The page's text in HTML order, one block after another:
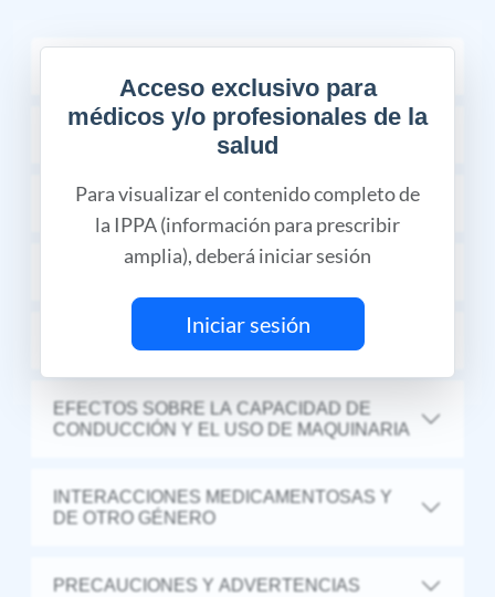
Acceso exclusivo para
médicos y/o profesionales de la
salud
Para visualizar el contenido completo de
la IPPA (información para prescribir
amplia), deberá iniciar sesión
Iniciar sesión
INDICACIONES TERAPÉUTICAS
FARMACOCINÉTICA Y FARMACODINAMIA
CONTRAINDICACIONES
REACCIONES ADVERSAS
EFECTOS SOBRE LA CAPACIDAD DE
CONDUCCIÓN Y EL USO DE MAQUINARIA
INTERACCIONES MEDICAMENTOSAS Y
DE OTRO GÉNERO
PRECAUCIONES Y ADVERTENCIAS